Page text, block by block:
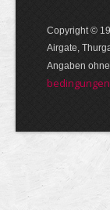
Copyright ©
Airgate,
Angaben